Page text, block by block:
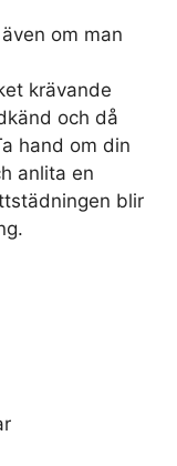
om man
krävande
och då
hand om din
anlita en
blir